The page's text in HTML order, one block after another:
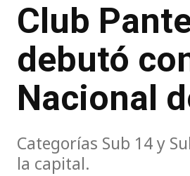
Club
debutó
Nacional
Categorías Sub 14 y
la capital.